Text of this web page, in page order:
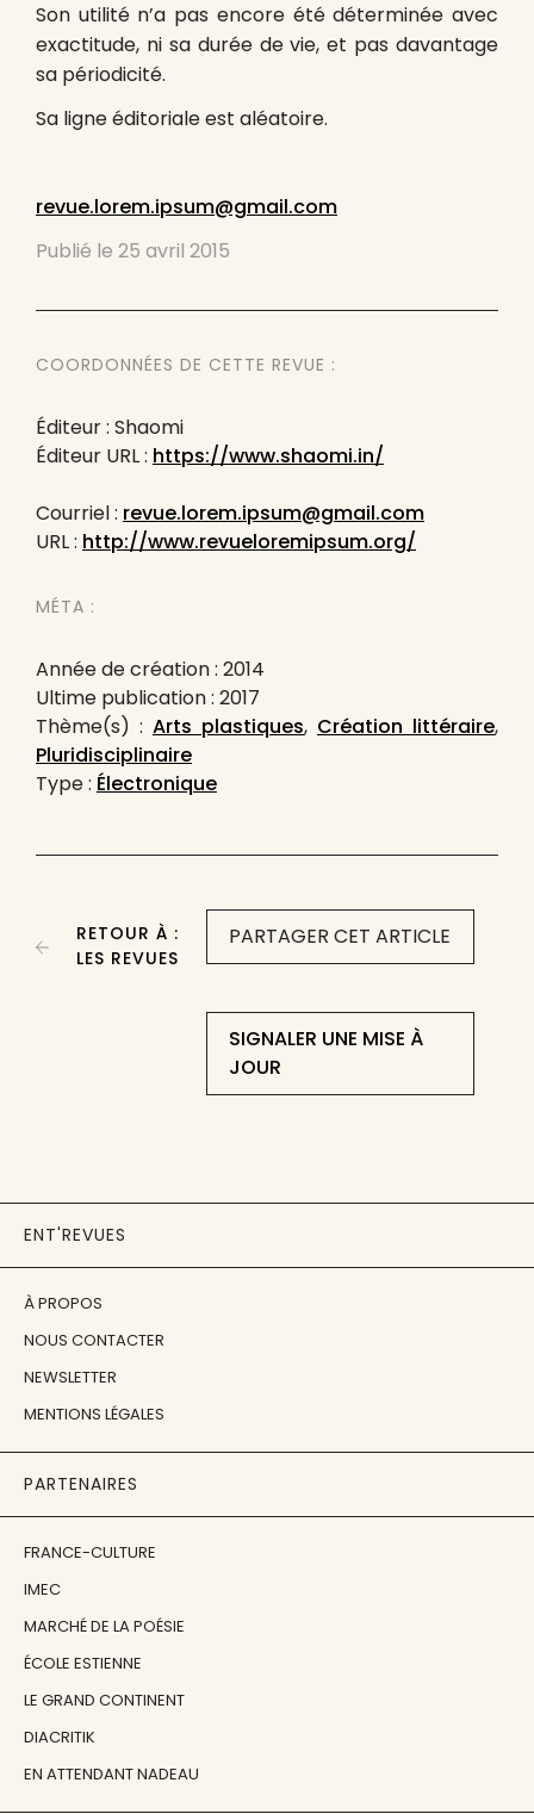
Son utilité n’a pas encore été déterminée avec
exactitude, ni sa durée de vie, et pas davantage
sa périodicité.
Sa ligne éditoriale est aléatoire.
revue.lorem.ipsum@gmail.com
Publié le 25 avril 2015
COORDONNÉES DE CETTE REVUE :
Éditeur : Shaomi
Éditeur URL : https://www.shaomi.in/
Courriel : revue.lorem.ipsum@gmail.com
URL : http://www.revueloremipsum.org/
MÉTA :
Année de création : 2014
Ultime publication : 2017
Thème(s) : Arts plastiques, Création littéraire,
Pluridisciplinaire
Type : Électronique
PARTAGER CET ARTICLE
SIGNALER UNE MISE À
JOUR
RETOUR À :
LES REVUES
ENT'REVUES
À PROPOS
NOUS CONTACTER
NEWSLETTER
MENTIONS LÉGALES
PARTENAIRES
FRANCE-CULTURE
IMEC
MARCHÉ DE LA POÉSIE
ÉCOLE ESTIENNE
LE GRAND CONTINENT
DIACRITIK
EN ATTENDANT NADEAU